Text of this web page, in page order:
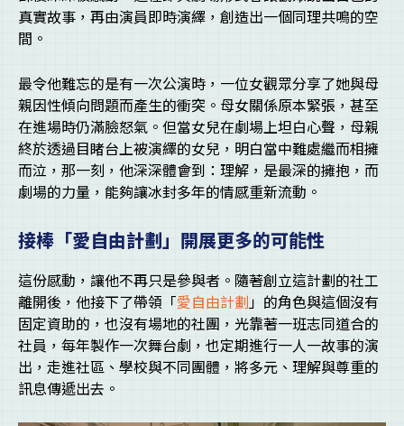
真實故事，再由演員即時演繹，創造出一個同理共鳴的空
間。
最令他難忘的是有一次公演時，一位女觀眾分享了她與母
親因性傾向問題而產生的衝突。母女關係原本緊張，甚至
在進場時仍滿臉怒氣。但當女兒在劇場上坦白心聲，母親
終於透過目睹台上被演繹的女兒，明白當中難處繼而相擁
而泣，那一刻，他深深體會到：理解，是最深的擁抱，而
劇場的力量，能夠讓冰封多年的情感重新流動。
接棒「愛自由計劃」開展更多的可能性
這份感動，讓他不再只是參與者。隨著創立這計劃的社工
離開後，他接下了帶領「愛自由計劃 」的角色與這個沒有
固定資助的，也沒有場地的社團，光靠著一班志同道合的
社員，每年製作一次舞台劇，也定期進行一人一故事的演
出，走進社區、學校與不同團體，將多元、理解與尊重的
訊息傳遞出去。